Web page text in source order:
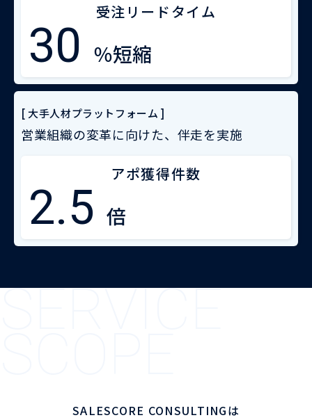
受注リードタイム
30 ％短縮
[ 大手人材プラットフォーム ]
営業組織の変革に向けた、伴走を実施
アポ獲得件数
2.5 倍
SERVICE
SALESCORE CONSULTINGは